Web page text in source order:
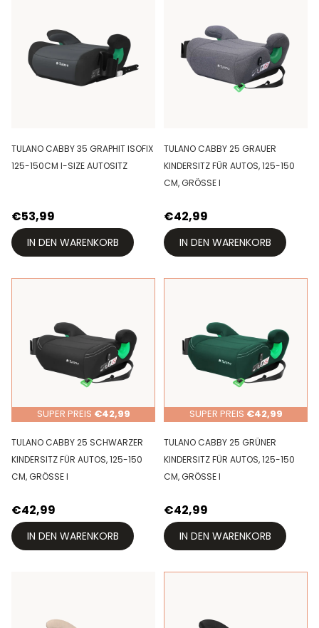
TULANO CABBY 35 GRAPHIT ISOFIX
125-150CM I-SIZE AUTOSITZ
€53,99
IN DEN WARENKORB
TULANO CABBY 25 GRAUER
KINDERSITZ FÜR AUTOS, 125-150
CM, GRÖSSE I
€42,99
IN DEN WARENKORB
SUPER PREIS €42,99
TULANO CABBY 25 SCHWARZER
KINDERSITZ FÜR AUTOS, 125-150
CM, GRÖSSE I
€42,99
IN DEN WARENKORB
SUPER PREIS €42,99
TULANO CABBY 25 GRÜNER
KINDERSITZ FÜR AUTOS, 125-150
CM, GRÖSSE I
€42,99
IN DEN WARENKORB